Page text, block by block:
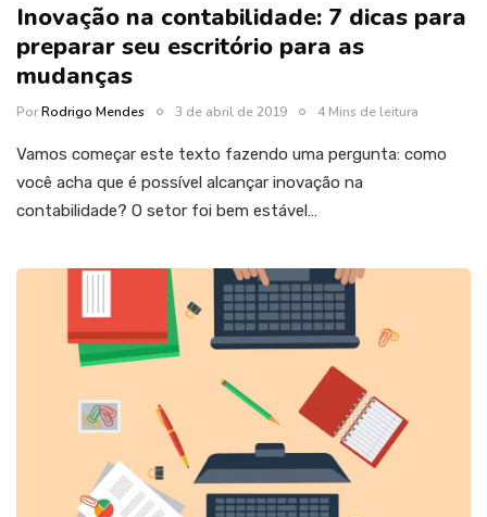
Inovação na contabilidade: 7 dicas para
preparar seu escritório para as
mudanças
PorRodrigo Mendes 3 de abril de 2019 4 Mins de leitura
Vamos começar este texto fazendo uma pergunta: como
você acha que é possível alcançar inovação na
contabilidade? O setor foi bem estável…